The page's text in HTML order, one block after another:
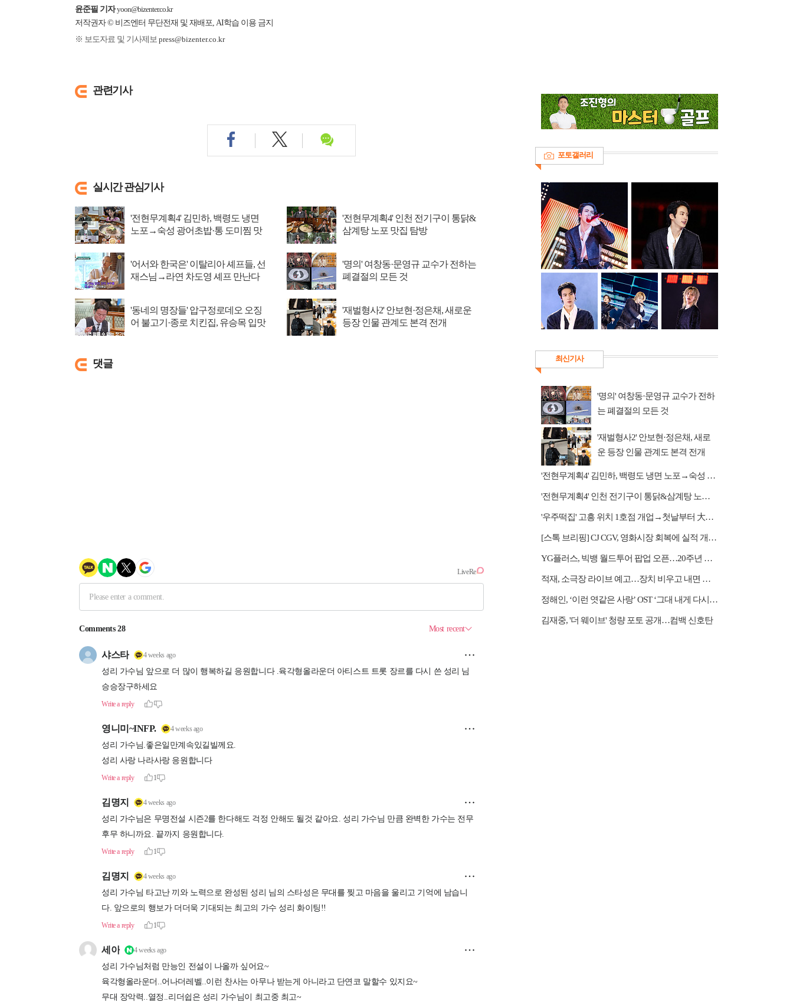
윤준필 기자 yoon@bizenter.co.kr
저작권자 © 비즈엔터 무단전재 및 재배포, AI학습 이용 금지
※ 보도자료 및 기사제보 press@bizenter.co.kr
관련기사
실시간 관심기사
'전현무계획4' 김민하, 백령도 냉면
노포→숙성 광어초밥·통 도미찜 맛
'전현무계획4' 인천 전기구이 통닭&
삼계탕 노포 맛집 탐방
'어서와 한국은' 이탈리아 셰프들, 선
재스님→라연 차도영 셰프 만난다
'명의' 여창동·문영규 교수가 전하는
폐결절의 모든 것
'동네의 명장들' 압구정로데오 오징
어 불고기·종로 치킨집, 유승목 입맛
'재벌형사2' 안보현·정은채, 새로운
등장 인물 관계도 본격 전개
댓글
포토갤러리
최신기사
'명의' 여창동·문영규 교수가 전하
는 폐결절의 모든 것
'재벌형사2' 안보현·정은채, 새로
운 등장 인물 관계도 본격 전개
'전현무계획4' 김민하, 백령도 냉면 노포→숙성 광어초밥·통 도미찜 맛집 탐방
'전현무계획4' 인천 전기구이 통닭&삼계탕 노포 맛집 탐방
'우주떡집' 고흥 위치 1호점 개업→첫날부터 大위기
[스톡 브리핑] CJ CGV, 영화시장 회복에 실적 개선…2Q 매출 5939억
YG플러스, 빅뱅 월드투어 팝업 오픈…20주년 응원봉 공개
적재, 소극장 라이브 예고…장치 비우고 내면 채운다
정해인, ‘이런 엿같은 사랑’ OST ‘그대 내게 다시’ 리메이크 가창
김재중, '더 웨이브' 청량 포토 공개…컴백 신호탄